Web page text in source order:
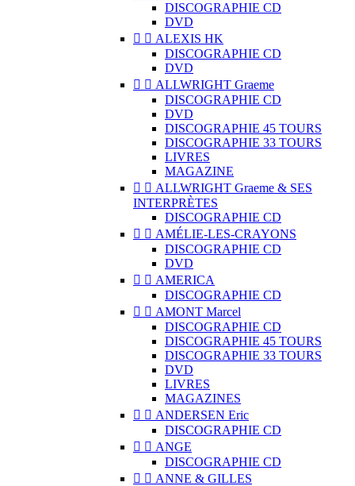
DISCOGRAPHIE CD
DVD
  ALEXIS HK
DISCOGRAPHIE CD
DVD
  ALLWRIGHT Graeme
DISCOGRAPHIE CD
DVD
DISCOGRAPHIE 45 TOURS
DISCOGRAPHIE 33 TOURS
LIVRES
MAGAZINE
  ALLWRIGHT Graeme & SES
INTERPRÈTES
DISCOGRAPHIE CD
  AMÉLIE-LES-CRAYONS
DISCOGRAPHIE CD
DVD
  AMERICA
DISCOGRAPHIE CD
  AMONT Marcel
DISCOGRAPHIE CD
DISCOGRAPHIE 45 TOURS
DISCOGRAPHIE 33 TOURS
DVD
LIVRES
MAGAZINES
  ANDERSEN Eric
DISCOGRAPHIE CD
  ANGE
DISCOGRAPHIE CD
  ANNE & GILLES